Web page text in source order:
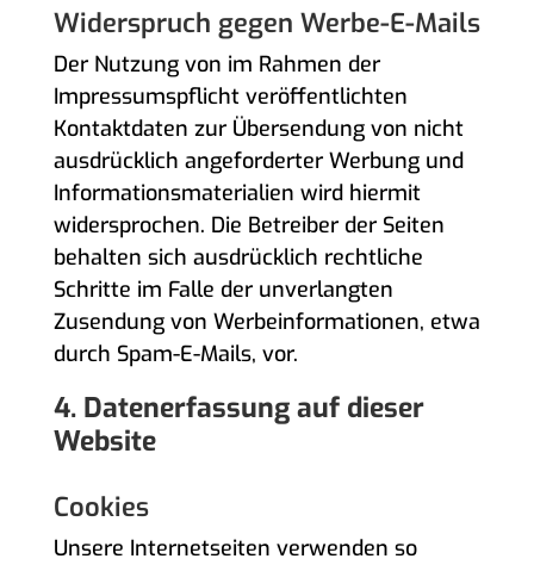
Widerspruch gegen Werbe-E-Mails
Der Nutzung von im Rahmen der
Impressumspflicht veröffentlichten
Kontaktdaten zur Übersendung von nicht
ausdrücklich angeforderter Werbung und
Informationsmaterialien wird hiermit
widersprochen. Die Betreiber der Seiten
behalten sich ausdrücklich rechtliche
Schritte im Falle der unverlangten
Zusendung von Werbeinformationen, etwa
durch Spam-E-Mails, vor.
4. Datenerfassung auf dieser
Website
Cookies
Unsere Internetseiten verwenden so